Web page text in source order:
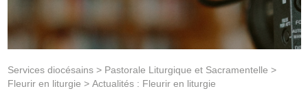
Services diocésains> Pastorale Liturgique et Sacramentelle >
Fleurir en liturgie > Actualités : Fleurir en liturgie